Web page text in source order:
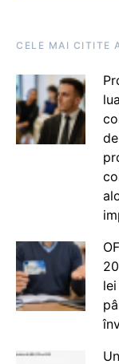
CELE MAI CITITE